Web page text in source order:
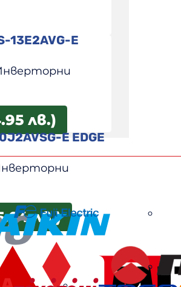
13E2AVG-E
лв.)
E EDGE
лв.)